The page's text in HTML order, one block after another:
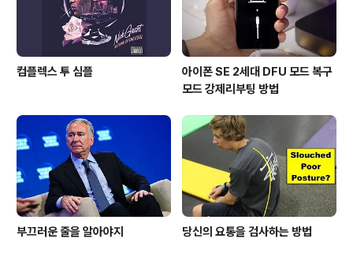
컴플렉스 투 심플
아이폰 SE 2세대 DFU 모드 복구
모드 강제리부팅 방법
부끄러운 줄을 알아야지 당신의 요통을 검사하는 방법